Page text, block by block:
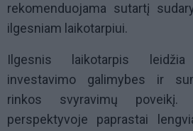
rekomenduojama sutartį
ilgesniam laikotarpiui.
Ilgesnis laikotarpis
investavimo galimybes ir
rinkos svyravimų
perspektyvoje paprastai